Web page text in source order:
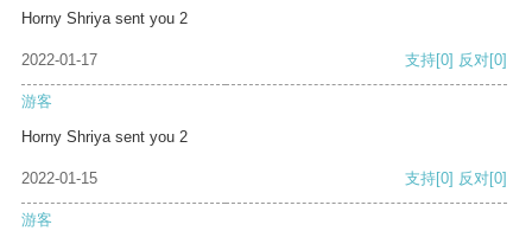
Horny Shriya sent you 2
2022-01-17 支持[0] 反对[0]
游客
Horny Shriya sent you 2
2022-01-15 支持[0] 反对[0]
游客